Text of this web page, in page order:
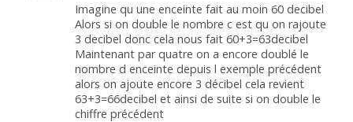
Imagine qu une enceinte fait au moin 60 decibel
Alors si on double le nombre c est qu on rajoute
3 decibel donc cela nous fait 60+3=63decibel
Maintenant par quatre on a encore doublé le
nombre d enceinte depuis l exemple précédent
alors on ajoute encore 3 décibel cela revient
63+3=66decibel et ainsi de suite si on double le
chiffre précédent